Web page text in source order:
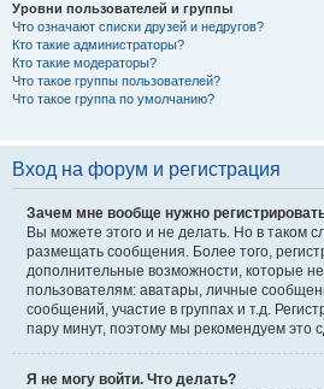
Уровни пользователей и группы
Что означают списки друзей и недругов?
Кто такие администраторы?
Кто такие модераторы?
Что такое группы пользователей?
Что такое группа по умолчанию?
Вход на форум и регистрация
Зачем мне вообще нужно
Вы можете этого и не делать. Но в таком
размещать сообщения. Более того,
дополнительные возможности, которые
пользователям: аватары, личные
сообщений, участие в группах и т.д.
пару минут, поэтому мы рекомендуем это
Я не могу войти. Что делать?